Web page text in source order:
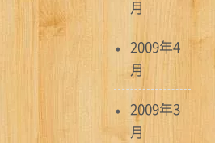
月
2009年4
月
2009年3
月